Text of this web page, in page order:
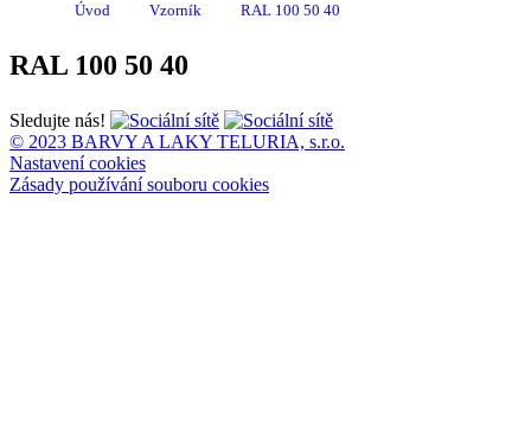
Úvod Vzorník RAL 100 50 40
RAL 100 50 40
Sledujte nás!
© 2023 BARVY A LAKY TELURIA, s.r.o.
Nastavení cookies
Zásady používání souboru cookies